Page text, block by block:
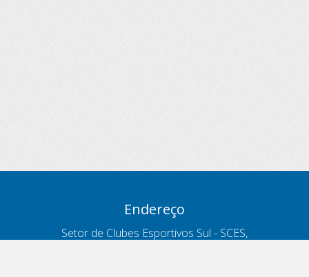
Endereço
Setor de Clubes Esportivos Sul - SCES,